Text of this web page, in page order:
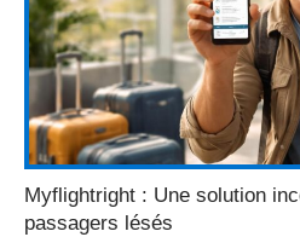
Myflightright : Une solution
passagers lésés